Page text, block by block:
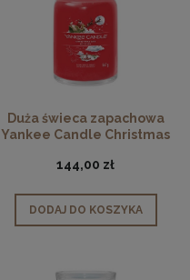
Duża świeca zapachowa
Yankee Candle Christmas
144,00 zł
DODAJ DO KOSZYKA